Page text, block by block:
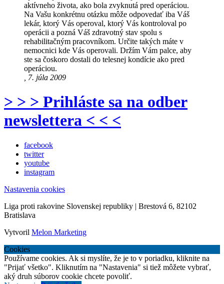
aktívneho života, ako bola zvyknutá pred operáciou.
Na Vašu konkrétnu otázku môže odpovedať iba Váš
lekár, ktorý Vás operoval, ktorý Vás kontroloval po
operácii a pozná Váš zdravotný stav spolu s
rehabilitačným pracovníkom. Určite takých máte v
nemocnici kde Vás operovali. Držím Vám palce, aby
ste sa čoskoro dostali do telesnej kondície ako pred
operáciou.
, 7. júla 2009
> > > Prihláste sa na odber
newslettera < < <
facebook
twitter
youtube
instagram
Nastavenia cookies
Liga proti rakovine Slovenskej republiky | Brestová 6, 82102
Bratislava
Vytvoril Melon Marketing
Cookies
Používame cookies. Ak si myslíte, že je to v poriadku, kliknite na
"Prijať všetko". Kliknutím na "Nastavenia" si tiež môžete vybrať,
aký druh súborov cookie chcete povoliť.